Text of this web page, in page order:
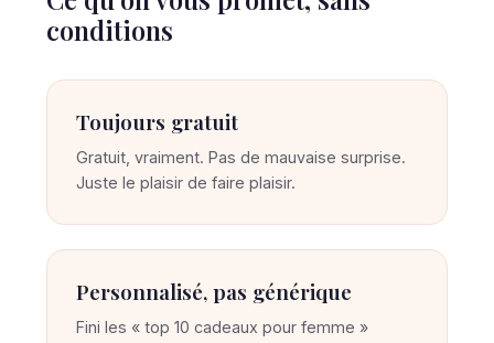
conditions
Toujours gratuit
Gratuit, vraiment. Pas de mauvaise surprise.
Juste le plaisir de faire plaisir.
Personnalisé, pas générique
Fini les « top 10 cadeaux pour femme »